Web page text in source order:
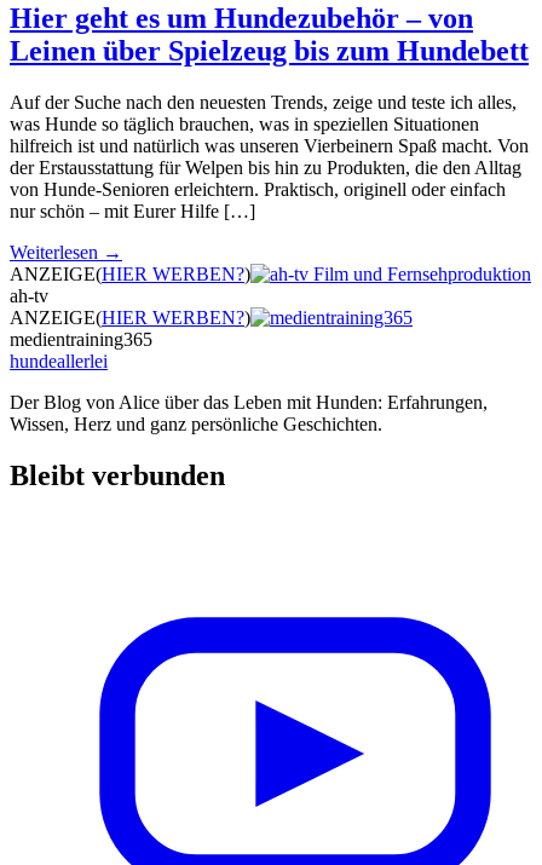
Hier geht es um Hundezubehör – von
Leinen über Spielzeug bis zum Hundebett
Auf der Suche nach den neuesten Trends, zeige und teste ich alles,
was Hunde so täglich brauchen, was in speziellen Situationen
hilfreich ist und natürlich was unseren Vierbeinern Spaß macht. Von
der Erstausstattung für Welpen bis hin zu Produkten, die den Alltag
von Hunde-Senioren erleichtern. Praktisch, originell oder einfach
nur schön – mit Eurer Hilfe […]
Weiterlesen →
ANZEIGE(HIER WERBEN?)
ah-tv
ANZEIGE(HIER WERBEN?)
medientraining365
hundeallerlei
Der Blog von Alice über das Leben mit Hunden: Erfahrungen,
Wissen, Herz und ganz persönliche Geschichten.
Bleibt verbunden